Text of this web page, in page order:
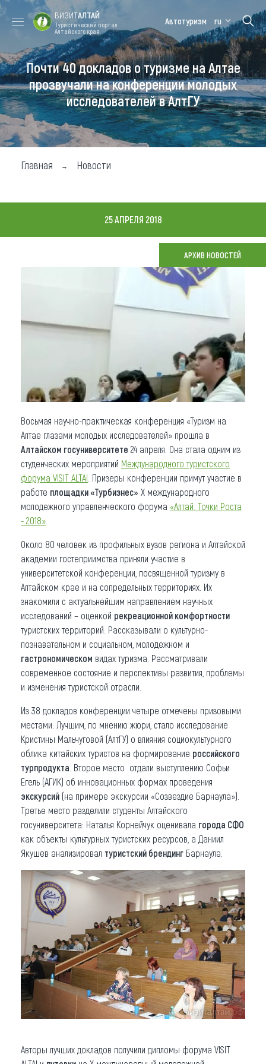
Форум VISIT
ALTAI
Цветение
маральника
Медицинский
форум
Алтайская
зимовка
Туры
Где побывать
Чем заняться
Карта
Что привезти (сувениры)
Коллекция впечатлений
ВИЗИТАЛТАЙ
Туристический портал
Алтайского края
Автотуризм ru
Почти 40 докладов о туризме на Алтае
прозвучали на конференции молодых
исследователей в АлтГУ
Главная Новости
25 АПРЕЛЯ 2018
АРХИВ НОВОСТЕЙ
Восьмая научно-практическая конференция «Туризм на
Алтае глазами молодых исследователей» прошла в
Алтайском госуниверситете 24 апреля. Она стала одним из
студенческих мероприятий Международного туристского
форума VISIT ALTAI . Призеры конференции примут участие в
работе площадки «Турбизнес» X международного
молодежного управленческого форума «Алтай. Точки Роста
- 2018»
Около 80 человек из профильных вузов региона и Алтайской
академии гостеприимства приняли участие в
университетской конференции, посвященной туризму в
Алтайском крае и на сопредельных территориях. Их
знакомили с актуальнейшим направлением научных
исследований – оценкой рекреационной комфортности
туристских территорий. Рассказывали о культурно-
познавательном и социальном, молодежном и
гастрономическом видах туризма. Рассматривали
современное состояние и перспективы развития, проблемы
и изменения туристской отрасли.
Из 38 докладов конференции четыре отмечены призовыми
местами. Лучшим, по мнению жюри, стало исследование
Кристины Мальчуговой (АлтГУ) о влияния социокультурного
облика китайских туристов на формирование российского
турпродукта . Второе место отдали выступлению Софьи
Егель (АГИК) об инновационных формах проведения
экскурсий (на примере экскурсии «Созвездие Барнаула»).
Третье место разделили студенты Алтайского
госуниверситета: Наталья Корнейчук оценивала города СФО
как объекты культурных туристских ресурсов, а Даниил
Якушев анализировал туристский брендинг Барнаула.
Авторы лучших докладов получили дипломы форума VISIT